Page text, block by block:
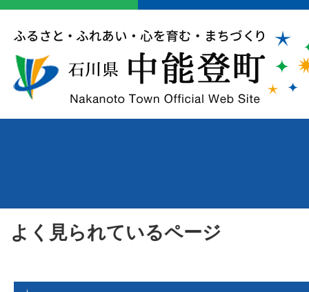
よく見られているページ